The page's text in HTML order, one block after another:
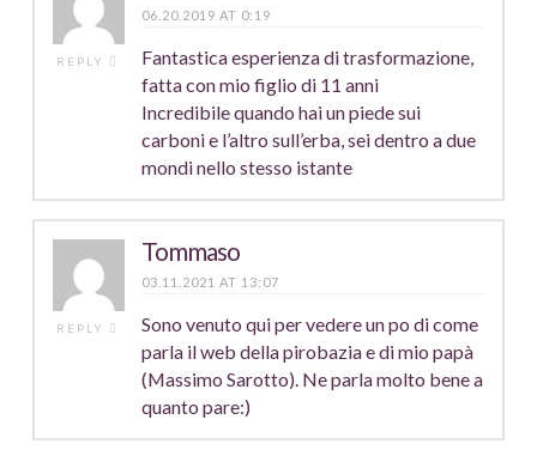
REPLY
06.20.2019 AT 0:19
Fantastica esperienza di trasformazione,
fatta con mio figlio di 11 anni
Incredibile quando hai un piede sui
carboni e l’altro sull’erba, sei dentro a due
mondi nello stesso istante
REPLY
Tommaso
03.11.2021 AT 13:07
Sono venuto qui per vedere un po di come
parla il web della pirobazia e di mio papà
(Massimo Sarotto). Ne parla molto bene a
quanto pare:)